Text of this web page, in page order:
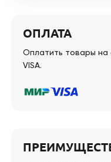
ОПЛАТА
Оплатить товары на
VISA.